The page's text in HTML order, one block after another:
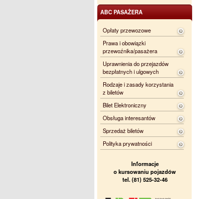
ABC PASAŻERA
Opłaty przewozowe
Prawa i obowiązki
przewoźnika/pasażera
Uprawnienia do przejazdów
bezpłatnych i ulgowych
Rodzaje i zasady korzystania
z biletów
Bilet Elektroniczny
Obsługa interesantów
Sprzedaż biletów
Polityka prywatności
Informacje
o kursowaniu pojazdów
tel. (81) 525-32-46